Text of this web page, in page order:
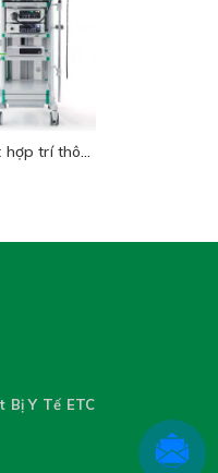
CADEYE-Nội soi kết hợp trí thông minh nhân tạo (AI)
Bị Y Tế ETC